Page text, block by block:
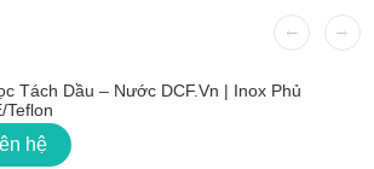
Tách Dầu – Nước DCF.vn | Inox Phủ
Teflon
hệ